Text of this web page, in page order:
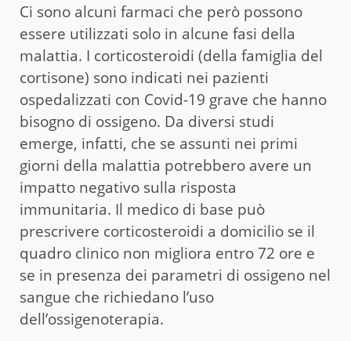
Ci sono alcuni farmaci che però possono
essere utilizzati solo in alcune fasi della
malattia. I corticosteroidi (della famiglia del
cortisone) sono indicati nei pazienti
ospedalizzati con Covid-19 grave che hanno
bisogno di ossigeno. Da diversi studi
emerge, infatti, che se assunti nei primi
giorni della malattia potrebbero avere un
impatto negativo sulla risposta
immunitaria. Il medico di base può
prescrivere corticosteroidi a domicilio se il
quadro clinico non migliora entro 72 ore e
se in presenza dei parametri di ossigeno nel
sangue che richiedano l’uso
dell’ossigenoterapia.